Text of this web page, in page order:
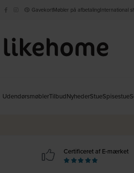
GavekortMøbler på afbetalingInternational
UdendørsmøblerTilbudNyhederStueSpisestue
Certificeret af E-mærket